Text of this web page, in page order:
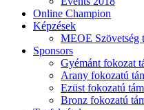
Online Champion
Képzések
MEOE Szövetség
Sponsors
Gyémánt fokozat
Arany fokozatú
Ezüst fokozatú
Bronz fokozatú